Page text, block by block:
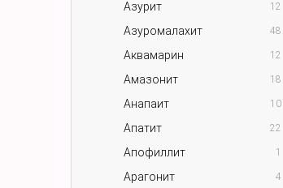
Азурит 12
Азуромалахит 48
Аквамарин 12
Амазонит 18
Анапаит 10
Апатит 22
Апофиллит 1
Арагонит 4